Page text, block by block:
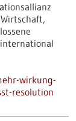
wirkung-
resolution